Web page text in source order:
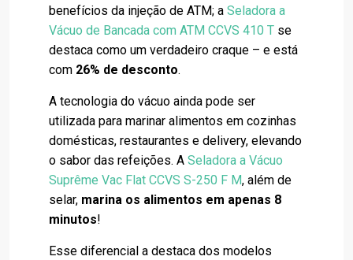
benefícios da injeção de ATM; a Seladora a
Vácuo de Bancada com ATM CCVS 410 T se
destaca como um verdadeiro craque – e está
com 26% de desconto.
A tecnologia do vácuo ainda pode ser
utilizada para marinar alimentos em cozinhas
domésticas, restaurantes e delivery, elevando
o sabor das refeições. A Seladora a Vácuo
Suprême Vac Flat CCVS S-250 F M, além de
selar, marina os alimentos em apenas 8
minutos!
Esse diferencial a destaca dos modelos